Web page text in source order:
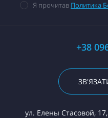
Я прочитав Политика
+38
ул. Елены Стасовой, 17,